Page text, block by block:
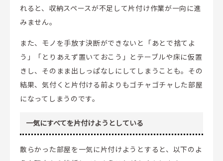
れると、収納スペースが不足して片付け作業が一向に進
みません。
また、モノを手放す決断ができないと「あとで捨てよ
う」「とりあえず置いておこう」とテーブルや床に仮置
きし、そのまま出しっぱなしにしてしまうことも。その
結果、気付くと片付ける前よりもゴチャゴチャした部屋
になってしまうのです。
一気にすべてを片付けようとしている
散らかった部屋を一気に片付けようとすると、以下のよ